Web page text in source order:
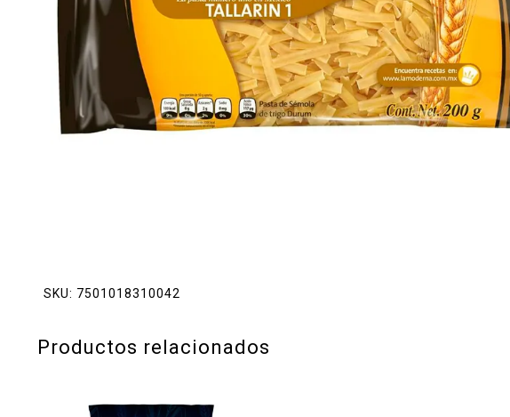
Pan de la casa
Preciasos
Salchichonería
SKU: 7501018310042
Productos relacionados